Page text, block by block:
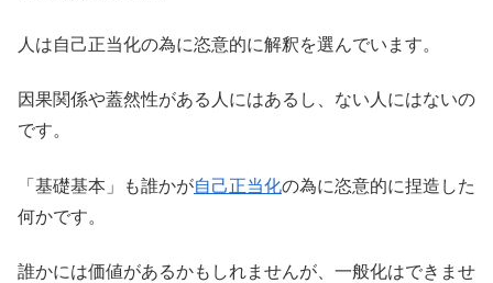
人は自己正当化の為に恣意的に解釈を選んでいます。
因果関係や蓋然性がある人にはあるし、ない人にはないの
です。
「基礎基本」も誰かが自己正当化の為に恣意的に捏造した
何かです。
誰かには価値があるかもしれませんが、一般化はできませ